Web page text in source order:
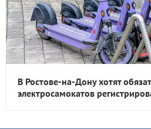
В Ростове-на-Дону хотят
электросамокатов